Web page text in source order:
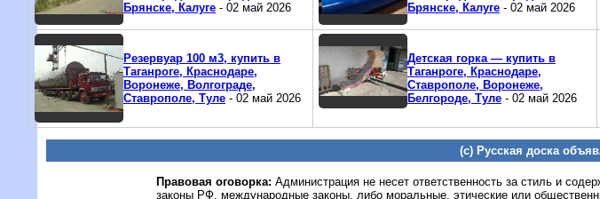
Брянске, Калуге- 02 май 2026
Брянске, Калуге- 02 май 2026
Резервуар 100 м3, купить в
Таганроге, Краснодаре,
Воронеже, Волгограде,
Ставрополе, Туле- 02 май 2026
Детская горка — купить в
Таганроге, Краснодаре,
Ставрополе, Воронеже,
Белгороде, Туле- 02 май 2026
(c) Русская доска
Правовая оговорка: Администрация не несет ответственность за стиль и
законы РФ, международные законы, либо моральные, этические или